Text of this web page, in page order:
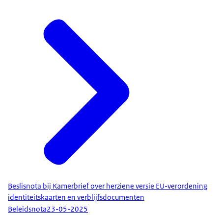
Beslisnota bij Kamerbrief over herziene versie EU-verordening
identiteitskaarten en verblijfsdocumenten
Beleidsnota23-05-2025